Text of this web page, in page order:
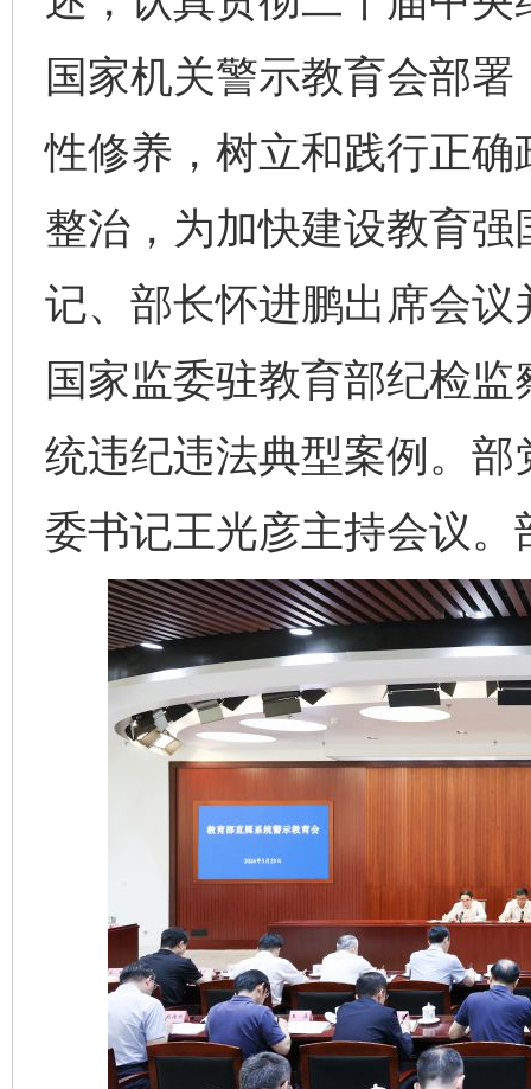
国家机关警示教育会部
性修养，树立和践行正
整治，为加快建设教育
记、部长怀进鹏出席会
国家监委驻教育部纪检
统违纪违法典型案例。
委书记王光彦主持会议